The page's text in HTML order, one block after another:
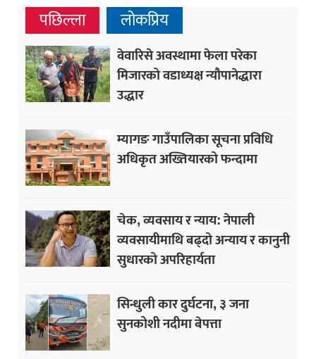
पछिल्ला लोकप्रिय
वेवारिसे अवस्थामा फेला परेका
मिजारको वडाध्यक्ष न्यौपानेद्धारा
उद्धार
म्यागङ गाउँपालिका सूचना प्रविधि
अधिकृत अख्तियारको फन्दामा
चेक, व्यवसाय र न्याय: नेपाली
व्यवसायीमाथि बढ्दो अन्याय र कानुनी
सुधारको अपरिहार्यता
सिन्धुली कार दुर्घटना, ३ जना
सुनकोशी नदीमा बेपत्ता